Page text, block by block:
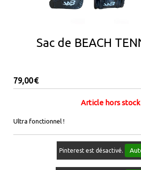
Sac de BEACH
79,00€
Article hors stock
Ultra fonctionnel !
Pinterest est désactivé.